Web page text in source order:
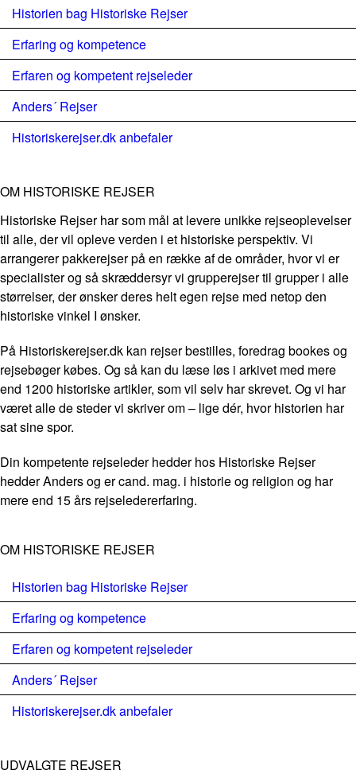
Historien bag Historiske Rejser
Erfaring og kompetence
Erfaren og kompetent rejseleder
Anders´ Rejser
Historiskerejser.dk anbefaler
OM HISTORISKE REJSER
Historiske Rejser har som mål at levere unikke rejseoplevelser
til alle, der vil opleve verden i et historiske perspektiv. Vi
arrangerer pakkerejser på en række af de områder, hvor vi er
specialister og så skræddersyr vi grupperejser til grupper i alle
størrelser, der ønsker deres helt egen rejse med netop den
historiske vinkel I ønsker.
På Historiskerejser.dk kan rejser bestilles, foredrag bookes og
rejsebøger købes. Og så kan du læse løs i arkivet med mere
end 1200 historiske artikler, som vil selv har skrevet. Og vi har
været alle de steder vi skriver om – lige dér, hvor historien har
sat sine spor.
Din kompetente rejseleder hedder hos Historiske Rejser
hedder Anders og er cand. mag. i historie og religion og har
mere end 15 års rejseledererfaring.
OM HISTORISKE REJSER
Historien bag Historiske Rejser
Erfaring og kompetence
Erfaren og kompetent rejseleder
Anders´ Rejser
Historiskerejser.dk anbefaler
UDVALGTE REJSER